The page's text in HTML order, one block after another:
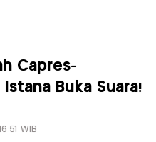
Capres-
Buka Suara!
WIB